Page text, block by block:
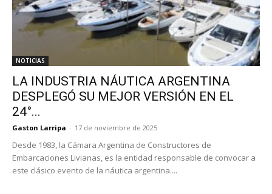
NOTICIAS
LA INDUSTRIA NÁUTICA ARGENTINA
DESPLEGÓ SU MEJOR VERSIÓN EN EL
24°...
Gaston Larripa - 17 de noviembre de 2025
Desde 1983, la Cámara Argentina de Constructores de
Embarcaciones Livianas, es la entidad responsable de convocar a
este clásico evento de la náutica argentina....